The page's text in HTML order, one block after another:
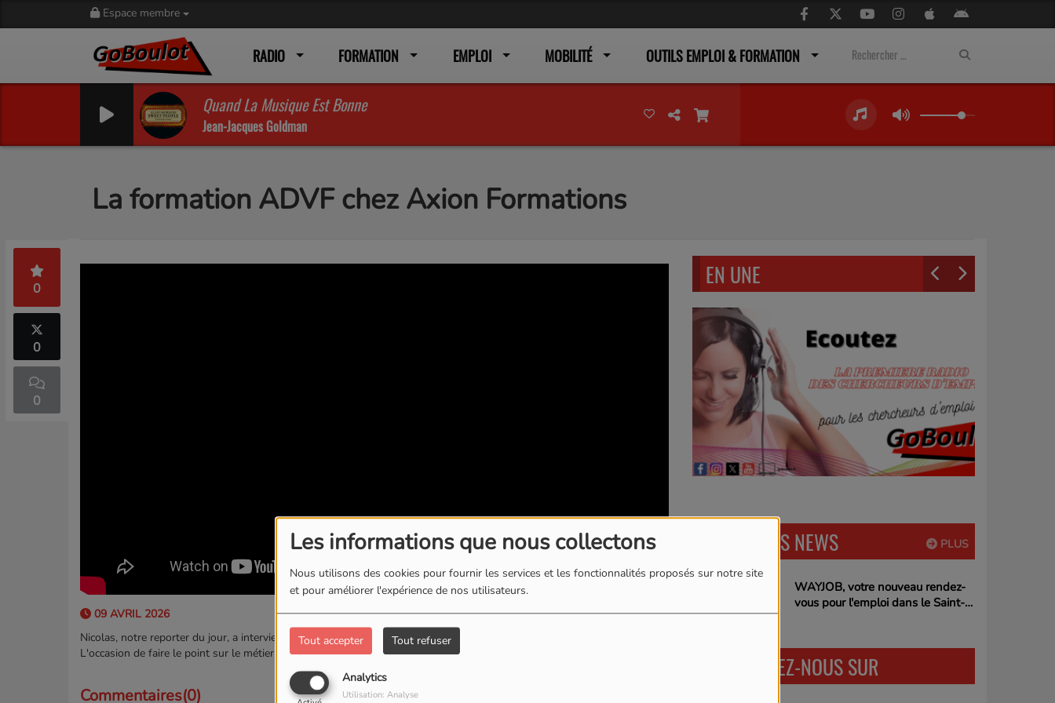
Les informations que nous collectons
Nous utilisons des cookies pour fournir les services et les fonctionnalités proposés sur notre site
et pour améliorer l'expérience de nos utilisateurs.
Tout accepter Tout refuser
Analytics
Utilisation: Analyse
Espace membre
RADIO FORMATION EMPLOI MOBILITÉ OUTILS EMPLOI & FORMATION
Quand La Musique Est Bonne
Jean-Jacques Goldman
La formation ADVF chez Axion Formations
0
0
0
09 AVRIL 2026
Nicolas, notre reporter du jour, a interviewé Nathalie (formatrice ADVF) et Erika (apprentie) sur la formation ADVF.
L'occasion de faire le point sur le métier, les apports et le ressenti d'Erika sur sa formation.
Commentaires(0)
EN UNE
PLUS
DERNIÈRES NEWS
WAYJOB, votre nouveau rendez-
vous pour l'emploi dans le Saint-
RETROUVEZ-NOUS SUR